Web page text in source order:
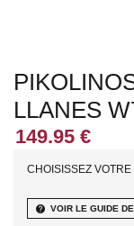
LLANES
CHOISISSEZ
help VOIR LE GUIDE